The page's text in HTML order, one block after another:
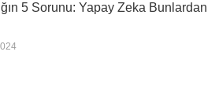
5 Sorunu: Yapay Zeka Bunlardan